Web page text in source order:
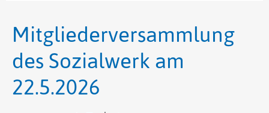
Mitgliederversammlung
des Sozialwerk am
22.5.2026